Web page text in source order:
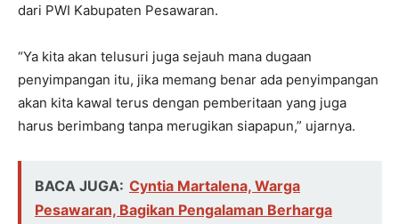
dari PWI Kabupaten Pesawaran.
“Ya kita akan telusuri juga sejauh mana dugaan
penyimpangan itu, jika memang benar ada penyimpangan
akan kita kawal terus dengan pemberitaan yang juga
harus berimbang tanpa merugikan siapapun,” ujarnya.
BACA JUGA: Cyntia Martalena, Warga
Pesawaran, Bagikan Pengalaman Berharga